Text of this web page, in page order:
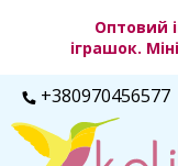
Оптовий
іграшок.
+380970456577